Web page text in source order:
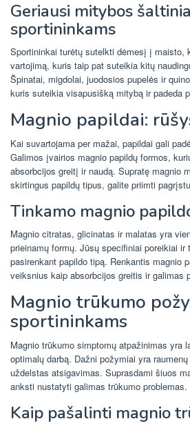
Geriausi mitybos
sportininkams
Sportininkai turėtų sutelkti dėmesį į maisto,
vartojimą, kuris taip pat suteikia kitų
Špinatai, migdolai, juodosios pupelės ir
kuris suteikia visapusišką mitybą ir padeda
Magnio papildai:
Kai suvartojama per mažai, papildai gali
Galimos įvairios magnio papildų formos,
absorbcijos greitį ir naudą. Supratę magnio
skirtingus papildų tipus, galite priimti
Tinkamo magnio
Magnio citratas, glicinatas ir malatas yra
prieinamų formų. Jūsų specifiniai poreikiai
pasirenkant papildo tipą. Renkantis magnio
veiksnius kaip absorbcijos greitis ir galimas
Magnio trūkumo
sportininkams
Magnio trūkumo simptomų atpažinimas yra
optimalų darbą. Dažni požymiai yra
uždelstas atsigavimas. Suprasdami šiuos
anksti nustatyti galimas trūkumo problemas.
Kaip pašalinti magnio